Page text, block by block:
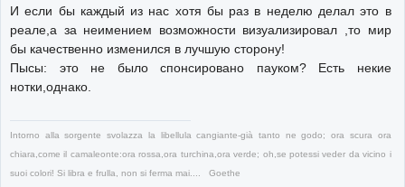
И если бы каждый из нас хотя бы раз в неделю делал это в
реале,а за неимением возможности визуализировал ,то мир
бы качественно изменился в лучшую сторону!
Пысы: это не было спонсировано пауком? Есть некие
нотки,однако.
Intorno alla sorgente svolazza la libellula cangiante-già tanto ne godo; ora scura ora
chiara,come il camaleonte:ora rossa,ora turchina,ora verde; oh,se potessi veder da vicino i
suoi colori! Si libra e frulla, non si ferma mai.... Goethe